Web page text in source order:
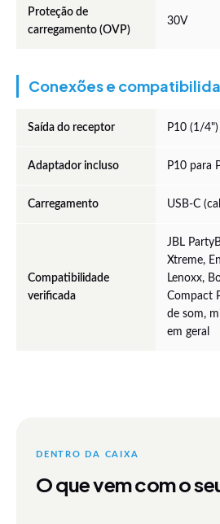
Proteção de
carregamento (OVP)
30V
Conexões e
Saída do receptor P10 (1/4")
Adaptador incluso P10 para
Carregamento USB-C
Compatibilidade
verificada
JBL
Xtreme,
Lenoxx,
Compact
de som,
em geral
DENTRO DA CAIXA
O que vem com o